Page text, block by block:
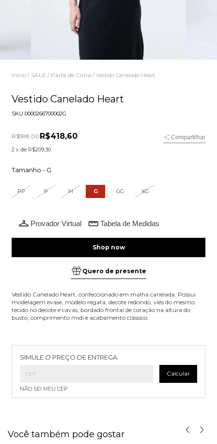
Início / SALE / Parte de Cima / Vestido Canelado Heart
Vestido Canelado Heart
SKU 0000266700002G
R$598,00 R$418,60
Compartilhar
2 x de R$209,30
Tamanho - G
PP P M G GG XG
Provador Virtual Tabela de Medidas
Quero de presente
Vestido Canelado Heart, confeccionado em malha canelada. Possui
modelagem evase, modelo regata, decote redondo, viés do mesmo
tecido no decote e cavas, bordado frontal de coração na altura do
busto, comprimento midi e acabamento clássico.
SIMULE O PREÇO DE ENTREGA
Calcular
NÃO SEI MEU CEP
Você também pode gostar